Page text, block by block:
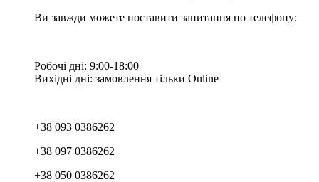
Ви завжди можете поставити запитання по телефону:
Робочі дні: 9:00-18:00
Вихідні дні: замовлення тільки Online
+38 093 0386262
+38 097 0386262
+38 050 0386262